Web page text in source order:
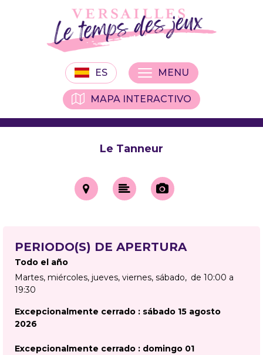
ES
MAPA INTERACTIVO
MENU
Le Tanneur
PERIODO(S) DE APERTURA
Todo el año
Martes, miércoles, jueves, viernes, sábado
de 10:00 a
19:30
Excepcionalmente cerrado : sábado 15 agosto
2026
Excepcionalmente cerrado : domingo 01